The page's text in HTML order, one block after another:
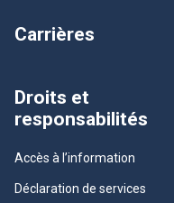
Carrières
Droits et
responsabilités
Accès à l’information
Déclaration de services